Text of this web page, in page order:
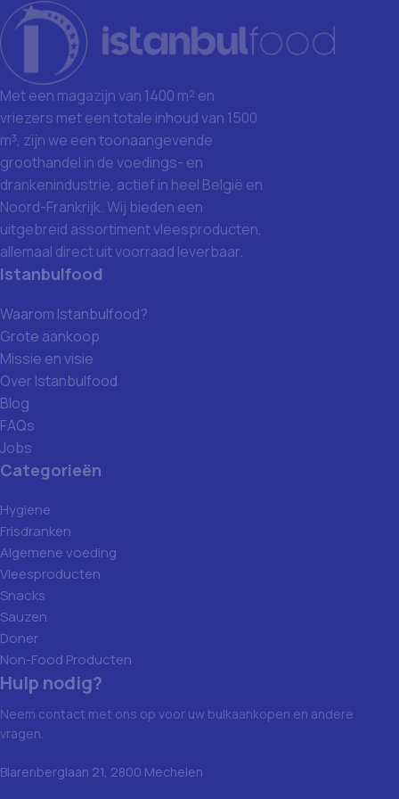
Met een magazijn van 1400 m² en
vriezers met een totale inhoud van 1500
m³, zijn we een toonaangevende
groothandel in de voedings- en
drankenindustrie, actief in heel België en
Noord-Frankrijk. Wij bieden een
uitgebreid assortiment vleesproducten,
allemaal direct uit voorraad leverbaar.
Istanbulfood
Waarom Istanbulfood?
Grote aankoop
Missie en visie
Over Istanbulfood
Blog
FAQs
Jobs
Categorieën
Hygiene
Frisdranken
Algemene voeding
Vleesproducten
Snacks
Sauzen
Doner
Non-Food Producten
Hulp nodig?
Neem contact met ons op voor uw bulkaankopen en andere
vragen.
Blarenberglaan 21, 2800 Mechelen